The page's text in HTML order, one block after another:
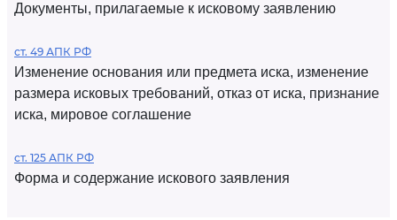
Документы, прилагаемые к исковому заявлению
ст. 49 АПК РФ
Изменение основания или предмета иска, изменение
размера исковых требований, отказ от иска, признание
иска, мировое соглашение
ст. 125 АПК РФ
Форма и содержание искового заявления